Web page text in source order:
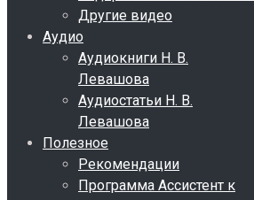
Другие видео
Аудио
Аудиокниги Н. В.
Левашова
Аудиостатьи Н. В.
Левашова
Полезное
Рекомендации
Программа Ассистент к